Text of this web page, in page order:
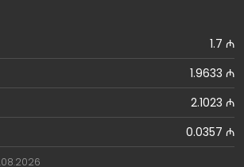
1.7 ₼
1.9633 ₼
2.1023 ₼
0.0357 ₼